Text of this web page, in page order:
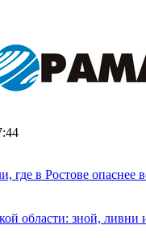
где в Ростове опаснее
области: зной,